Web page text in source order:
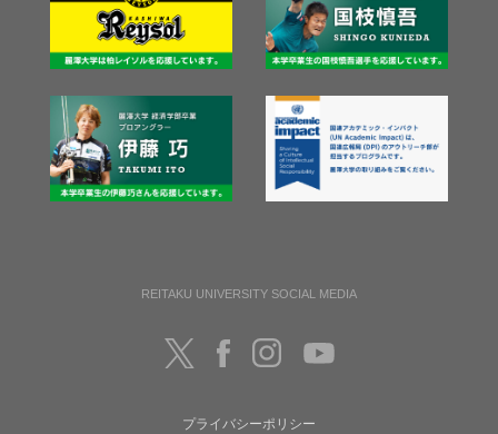
REITAKU UNIVERSITY SOCIAL MEDIA
プライバシーポリシー